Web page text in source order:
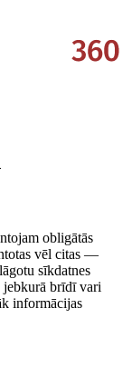
obligātās
vēl citas —
sīkdatnes
brīdī vari
informācijas